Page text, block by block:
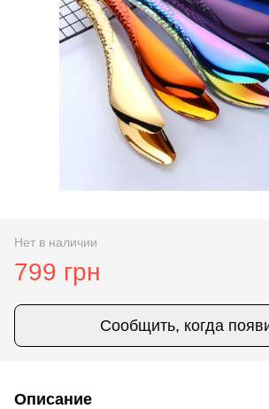
Нет в наличии
799 грн
Сообщить, когда
Описание